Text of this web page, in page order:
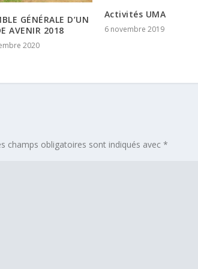
GÉNÉRALE D’UN
AVENIR 2018
2020
Activités UMA
6 novembre 2019
champs obligatoires sont indiqués avec*